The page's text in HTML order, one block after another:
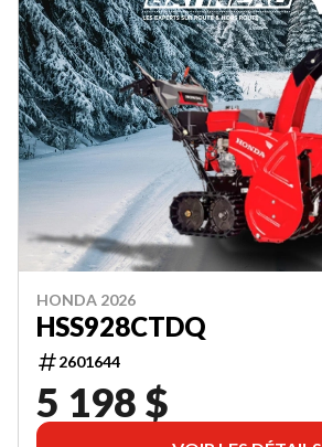
HONDA 2026
HSS928CTDQ
2601644
5 198 $